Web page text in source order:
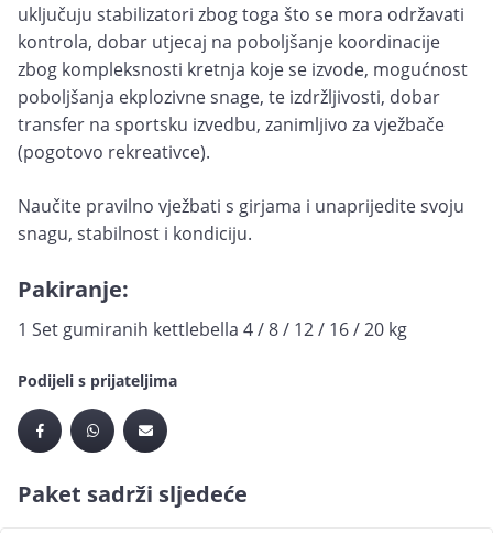
uključuju stabilizatori zbog toga što se mora održavati
kontrola, dobar utjecaj na poboljšanje koordinacije
zbog kompleksnosti kretnja koje se izvode, mogućnost
poboljšanja ekplozivne snage, te izdržljivosti, dobar
transfer na sportsku izvedbu, zanimljivo za vježbače
(pogotovo rekreativce).
Naučite pravilno vježbati s girjama i unaprijedite svoju
snagu, stabilnost i kondiciju.
Pakiranje:
1 Set gumiranih kettlebella 4 / 8 / 12 / 16 / 20 kg
Podijeli s prijateljima
Paket sadrži sljedeće